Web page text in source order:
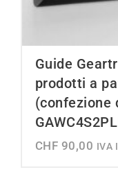
Guide
prodotti a
(confezione
CHF 90,00 IVA